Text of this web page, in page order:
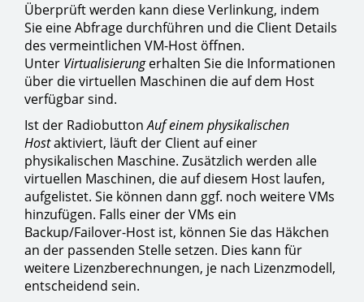
Überprüft werden kann diese Verlinkung, indem
Sie eine Abfrage durchführen und die Client Details
des vermeintlichen VM-Host öffnen.
Unter Virtualisierungerhalten Sie die Informationen
über die virtuellen Maschinen die auf dem Host
verfügbar sind.
Ist der RadiobuttonAuf einem physikalischen
Hostaktiviert, läuft der Client auf einer
physikalischen Maschine. Zusätzlich werden alle
virtuellen Maschinen, die auf diesem Host laufen,
aufgelistet. Sie können dann ggf. noch weitere VMs
hinzufügen. Falls einer der VMs ein
Backup/Failover-Host ist, können Sie das Häkchen
an der passenden Stelle setzen. Dies kann für
weitere Lizenzberechnungen, je nach Lizenzmodell,
entscheidend sein.